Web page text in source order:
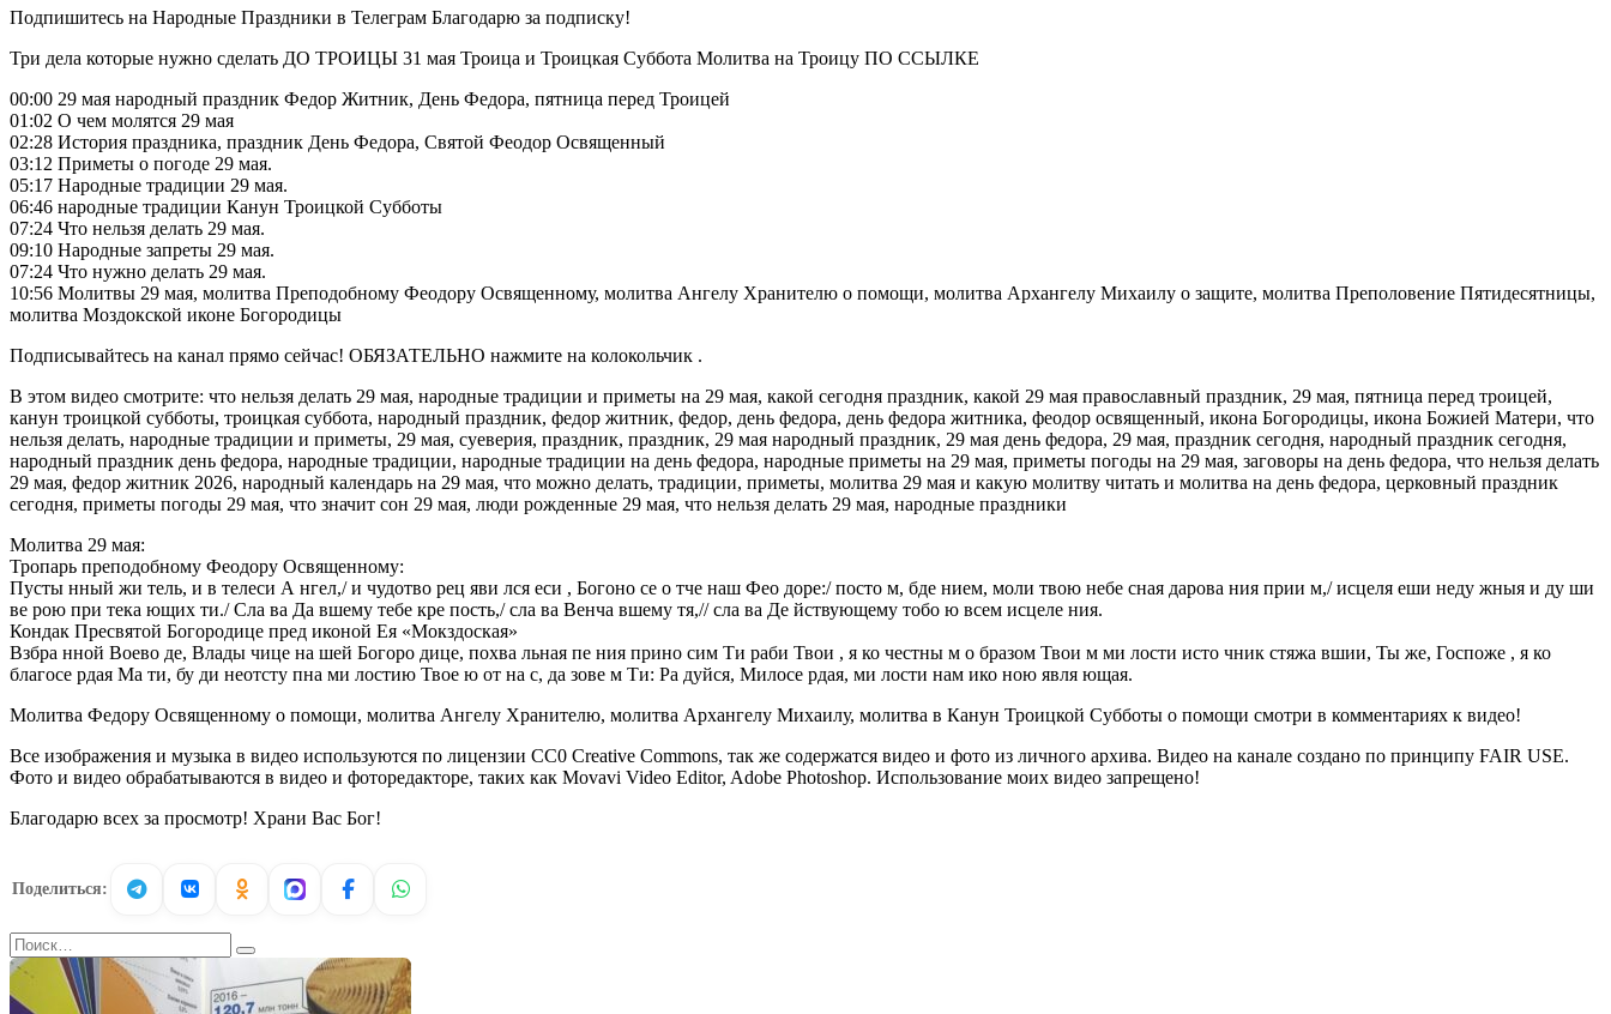
Подпишитесь на Народные Праздники в Телеграм Благодарю за подписку!
Три дела которые нужно сделать ДО ТРОИЦЫ 31 мая Троица и Троицкая Суббота Молитва на Троицу ПО ССЫЛКЕ
00:00 29 мая народный праздник Федор Житник, День Федора, пятница перед Троицей
01:02 О чем молятся 29 мая
02:28 История праздника, праздник День Федора, Святой Феодор Освященный
03:12 Приметы о погоде 29 мая.
05:17 Народные традиции 29 мая.
06:46 народные традиции Канун Троицкой Субботы
07:24 Что нельзя делать 29 мая.
09:10 Народные запреты 29 мая.
07:24 Что нужно делать 29 мая.
10:56 Молитвы 29 мая, молитва Преподобному Феодору Освященному, молитва Ангелу Хранителю о помощи, молитва Архангелу Михаилу о защите, молитва Преполовение Пятидесятницы,
молитва Моздокской иконе Богородицы
Подписывайтесь на канал прямо сейчас! ОБЯЗАТЕЛЬНО нажмите на колокольчик .
В этом видео смотрите: что нельзя делать 29 мая, народные традиции и приметы на 29 мая, какой сегодня праздник, какой 29 мая православный праздник, 29 мая, пятница перед троицей,
канун троицкой субботы, троицкая суббота, народный праздник, федор житник, федор, день федора, день федора житника, феодор освященный, икона Богородицы, икона Божией Матери, что
нельзя делать, народные традиции и приметы, 29 мая, суеверия, праздник, праздник, 29 мая народный праздник, 29 мая день федора, 29 мая, праздник сегодня, народный праздник сегодня,
народный праздник день федора, народные традиции, народные традиции на день федора, народные приметы на 29 мая, приметы погоды на 29 мая, заговоры на день федора, что нельзя делать
29 мая, федор житник 2026, народный календарь на 29 мая, что можно делать, традиции, приметы, молитва 29 мая и какую молитву читать и молитва на день федора, церковный праздник
сегодня, приметы погоды 29 мая, что значит сон 29 мая, люди рожденные 29 мая, что нельзя делать 29 мая, народные праздники
Молитва 29 мая:
Тропарь преподобному Феодору Освященному:
Пусты нный жи тель, и в телеси А нгел,/ и чудотво рец яви лся еси , Богоно се о тче наш Фео доре:/ посто м, бде нием, моли твою небе сная дарова ния прии м,/ исцеля еши неду жныя и ду ши
ве рою при тека ющих ти./ Сла ва Да вшему тебе кре пость,/ сла ва Венча вшему тя,// сла ва Де йствующему тобо ю всем исцеле ния.
Кондак Пресвятой Богородице пред иконой Ея «Мокздоская»
Взбра нной Воево де, Влады чице на шей Богоро дице, похва льная пе ния прино сим Ти раби Твои , я ко честны м о бразом Твои м ми лости исто чник стяжа вшии, Ты же, Госпоже , я ко
благосе рдая Ма ти, бу ди неотсту пна ми лостию Твое ю от на с, да зове м Ти: Ра дуйся, Милосе рдая, ми лости нам ико ною явля ющая.
Молитва Федору Освященному о помощи, молитва Ангелу Хранителю, молитва Архангелу Михаилу, молитва в Канун Троицкой Субботы о помощи смотри в комментариях к видео!
Все изображения и музыка в видео используются по лицензии CC0 Creative Commons, так же содержатся видео и фото из личного архива. Видео на канале создано по принципу FAIR USE.
Фото и видео обрабатываются в видео и фоторедакторе, таких как Movavi Video Editor, Adobe Photoshop. Использование моих видео запрещено!
Благодарю всех за просмотр! Храни Вас Бог!
Поделиться:
Search
for: